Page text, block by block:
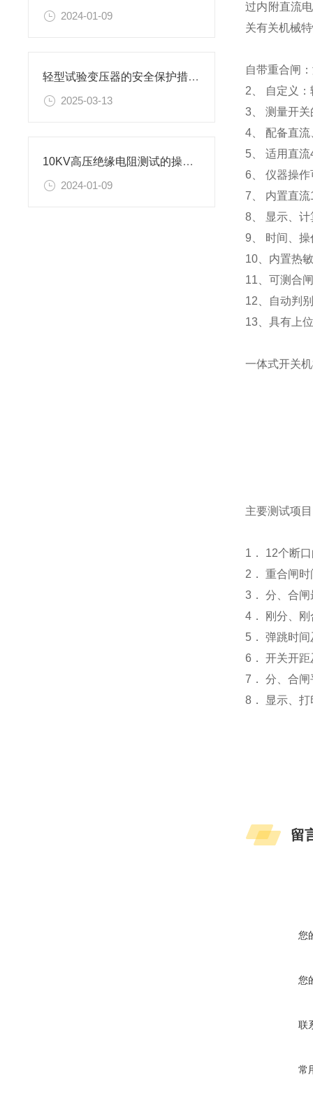
2024-01-09
轻型试验变压器的安全保护措施有哪些？
2025-03-13
10KV高压绝缘电阻测试的操作规范
2024-01-09
过内附直流
关有关机械
自带重合闸
2、 自定义
3、 测量开
4、 配备直
5、 适用直
6、 仪器操
7、 内置直
8、 显示、
9、 时间、
10、内置热
11、可测合
12、自动判
13、具有上
一体式开关
主要测试项目
1． 12个断
2． 重合闸时
3． 分、合
4． 刚分、
5． 弹跳时
6． 开关开
7． 分、合
8． 显示、
留
您
您
联
常